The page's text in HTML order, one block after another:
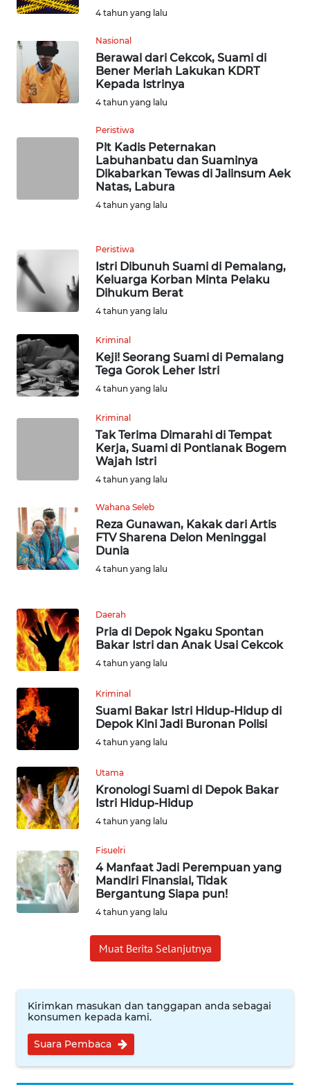
4 tahun yang lalu
Nasional
Berawal dari Cekcok, Suami di
Bener Meriah Lakukan KDRT
Kepada Istrinya
4 tahun yang lalu
Peristiwa
Plt Kadis Peternakan
Labuhanbatu dan Suaminya
Dikabarkan Tewas di Jalinsum Aek
Natas, Labura
4 tahun yang lalu
Peristiwa
Istri Dibunuh Suami di Pemalang,
Keluarga Korban Minta Pelaku
Dihukum Berat
4 tahun yang lalu
Kriminal
Keji! Seorang Suami di Pemalang
Tega Gorok Leher Istri
4 tahun yang lalu
Kriminal
Tak Terima Dimarahi di Tempat
Kerja, Suami di Pontianak Bogem
Wajah Istri
4 tahun yang lalu
Wahana Seleb
Reza Gunawan, Kakak dari Artis
FTV Sharena Delon Meninggal
Dunia
4 tahun yang lalu
Daerah
Pria di Depok Ngaku Spontan
Bakar Istri dan Anak Usai Cekcok
4 tahun yang lalu
Kriminal
Suami Bakar Istri Hidup-Hidup di
Depok Kini Jadi Buronan Polisi
4 tahun yang lalu
Utama
Kronologi Suami di Depok Bakar
Istri Hidup-Hidup
4 tahun yang lalu
Fisuelri
4 Manfaat Jadi Perempuan yang
Mandiri Finansial, Tidak
Bergantung Siapa pun!
4 tahun yang lalu
Muat Berita Selanjutnya
Kirimkan masukan dan tanggapan anda sebagai
konsumen kepada kami.
Suara Pembaca
KARO
WN
SIMALUNGUN
WN
TEBING
TINGGI
PAKPAK
WN
KARAWANG
WN
WN
DEPOK
UTARA
WN
SAMOSIR
WN
PADANG
LAWAS
WN
SUMEDANG
WN
WN
KEPULAUAN
SERIBU
WN
BINJAI
WN
CIREBON